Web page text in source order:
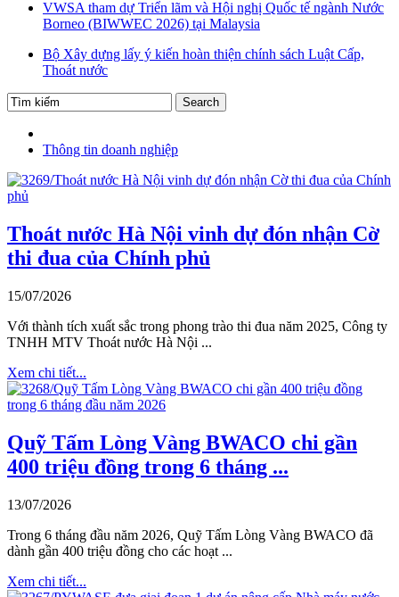
VWSA tham dự Triển lãm và Hội nghị Quốc tế ngành Nước
Borneo (BIWWEC 2026) tại Malaysia
Bộ Xây dựng lấy ý kiến hoàn thiện chính sách Luật Cấp,
Thoát nước
Thông tin doanh nghiệp
Thoát nước Hà Nội vinh dự đón nhận Cờ
thi đua của Chính phủ
15/07/2026
Với thành tích xuất sắc trong phong trào thi đua năm 2025, Công ty
TNHH MTV Thoát nước Hà Nội ...
Xem chi tiết...
Quỹ Tấm Lòng Vàng BWACO chi gần
400 triệu đồng trong 6 tháng ...
13/07/2026
Trong 6 tháng đầu năm 2026, Quỹ Tấm Lòng Vàng BWACO đã
dành gần 400 triệu đồng cho các hoạt ...
Xem chi tiết...